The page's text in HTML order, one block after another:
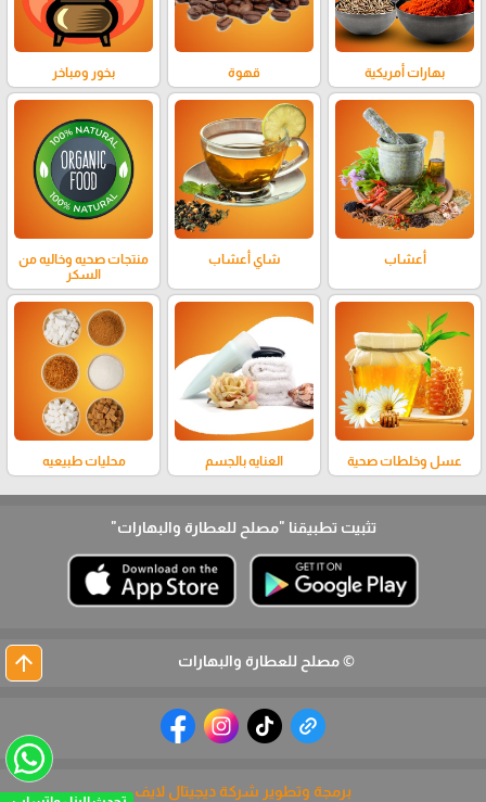
بهارات أمريكية قهوة بخور ومباخر
أعشاب شاي أعشاب
منتجات صحيه وخاليه من
السكر
عسل وخلطات صحية العنايه بالجسم محليات طبيعيه
تثبيت تطبيقنا "مصلح للعطارة والبهارات"
© مصلح للعطارة والبهارات arrow_upward
برمجة وتطوير شركة ديجيتال لايف